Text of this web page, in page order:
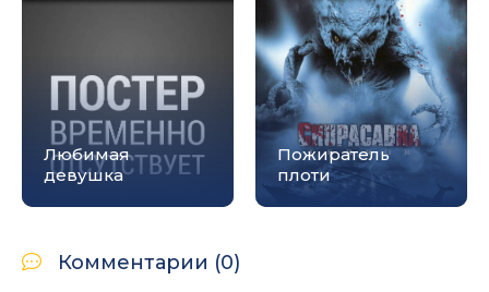
Любимая
девушка
Пожиратель
плоти
Комментарии (0)